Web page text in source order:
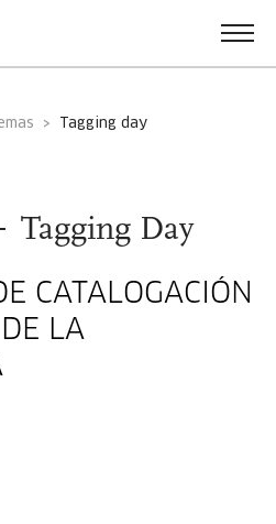
tagging day
Tagging Day
CATALOGACIÓN
LA